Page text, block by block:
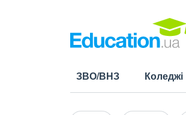
ЗВО/ВНЗ Коледжі